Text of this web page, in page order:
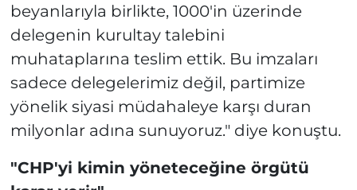
beyanlarıyla birlikte, 1000'in üzerinde
delegenin kurultay talebini
muhataplarına teslim ettik. Bu imzaları
sadece delegelerimiz değil, partimize
yönelik siyasi müdahaleye karşı duran
milyonlar adına sunuyoruz." diye konuştu.
"CHP'yi kimin yöneteceğine örgütü